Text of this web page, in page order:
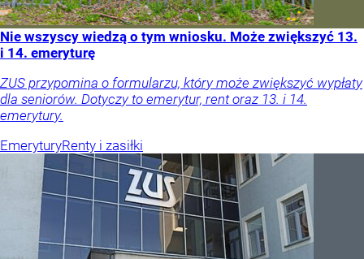
Nie wszyscy wiedzą o tym wniosku. Może zwiększyć 13.
i 14. emeryturę
ZUS przypomina o formularzu, który może zwiększyć wypłaty
dla seniorów. Dotyczy to emerytur, rent oraz 13. i 14.
emerytury.
EmeryturyRenty i zasiłki